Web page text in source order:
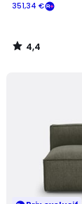
351,34 €
4,4
/